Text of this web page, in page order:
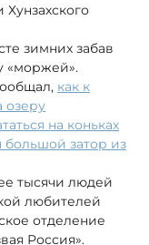
зимних забав
«моржей».
как к
озеру
на коньках
большой затор из
тысячи людей
любителей
отделение
Россия».